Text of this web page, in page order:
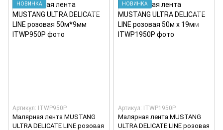
НОВИНКА
Артикул: ITWP950Р
Малярная лента MUSTANG
ULTRA DELICATE LINE розовая
НОВИНКА
Артикул: ITWP1950Р
Малярная лента MUSTANG
ULTRA DELICATE LINE розовая